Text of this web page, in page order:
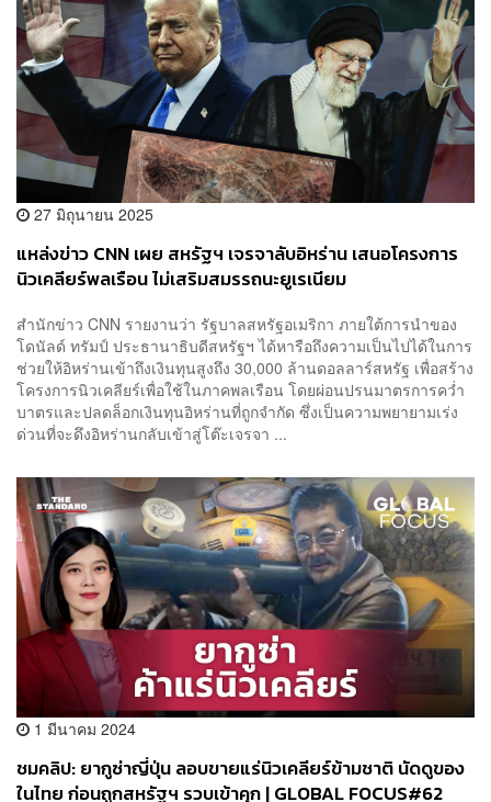
27 มิถุนายน 2025
แหล่งข่าว CNN เผย สหรัฐฯ เจรจาลับอิหร่าน เสนอโครงการ
นิวเคลียร์พลเรือน ไม่เสริมสมรรถนะยูเรเนียม
สำนักข่าว CNN รายงานว่า รัฐบาลสหรัฐอเมริกา ภายใต้การนำของ
โดนัลด์ ทรัมป์ ประธานาธิบดีสหรัฐฯ ได้หารือถึงความเป็นไปได้ในการ
ช่วยให้อิหร่านเข้าถึงเงินทุนสูงถึง 30,000 ล้านดอลลาร์สหรัฐ เพื่อสร้าง
โครงการนิวเคลียร์เพื่อใช้ในภาคพลเรือน โดยผ่อนปรนมาตรการคว่ำ
บาตรและปลดล็อกเงินทุนอิหร่านที่ถูกจำกัด ซึ่งเป็นความพยายามเร่ง
ด่วนที่จะดึงอิหร่านกลับเข้าสู่โต๊ะเจรจา ...
1 มีนาคม 2024
ชมคลิป: ยากูซ่าญี่ปุ่น ลอบขายแร่นิวเคลียร์ข้ามชาติ นัดดูของ
ในไทย ก่อนถูกสหรัฐฯ รวบเข้าคุก | GLOBAL FOCUS#62